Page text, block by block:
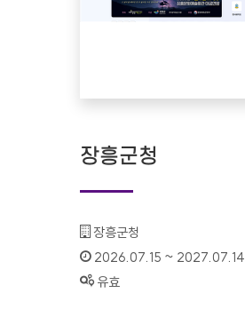
장흥군청
기관명 :
장흥군청
인증기간 :
2026.07.15 ~ 2027.07.14
상태 :
유효